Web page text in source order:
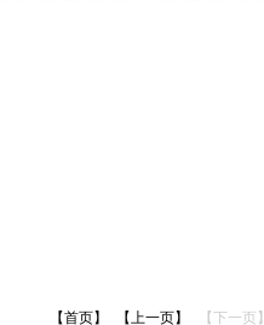
【首页】 【上一页】 【下一页】